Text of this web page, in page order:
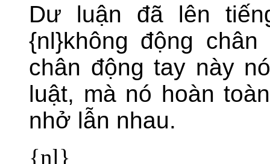
Dư luận đã lên
{nl}không động
chân động tay này
luật, mà nó hoàn
nhở lẫn nhau.
{nl}